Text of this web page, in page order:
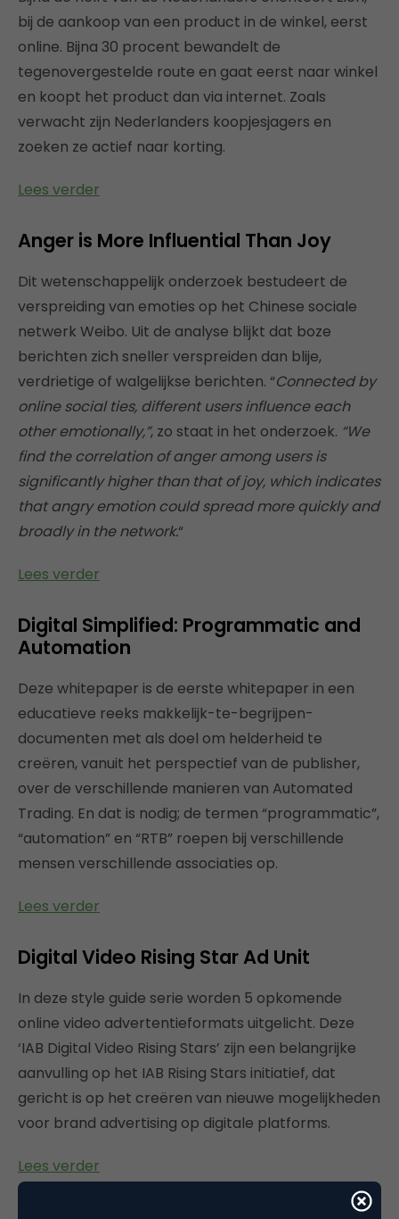
bij de aankoop van een product in de winkel, eerst
online. Bijna 30 procent bewandelt de
tegenovergestelde route en gaat eerst naar winkel
en koopt het product dan via internet. Zoals
verwacht zijn Nederlanders koopjesjagers en
zoeken ze actief naar korting.
Lees verder
Anger is More Influential Than Joy
Dit wetenschappelijk onderzoek bestudeert de
verspreiding van emoties op het Chinese sociale
netwerk Weibo. Uit de analyse blijkt dat boze
berichten zich sneller verspreiden dan blije,
verdrietige of walgelijkse berichten. “Connected by
online social ties, different users influence each
other emotionally,”, zo staat in het onderzoek. “We
find the correlation of anger among users is
significantly higher than that of joy, which indicates
that angry emotion could spread more quickly and
broadly in the network.“
Lees verder
Digital Simplified: Programmatic and
Automation
Deze whitepaper is de eerste whitepaper in een
educatieve reeks makkelijk-te-begrijpen-
documenten met als doel om helderheid te
creëren, vanuit het perspectief van de publisher,
over de verschillende manieren van Automated
Trading. En dat is nodig; de termen “programmatic”,
“automation” en “RTB” roepen bij verschillende
mensen verschillende associaties op.
Lees verder
Digital Video Rising Star Ad Unit
In deze style guide serie worden 5 opkomende
online video advertentieformats uitgelicht. Deze
‘IAB Digital Video Rising Stars’ zijn een belangrijke
aanvulling op het IAB Rising Stars initiatief, dat
gericht is op het creëren van nieuwe mogelijkheden
voor brand advertising op digitale platforms.
Lees verder